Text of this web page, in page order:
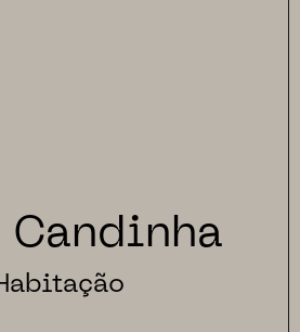
Candinha